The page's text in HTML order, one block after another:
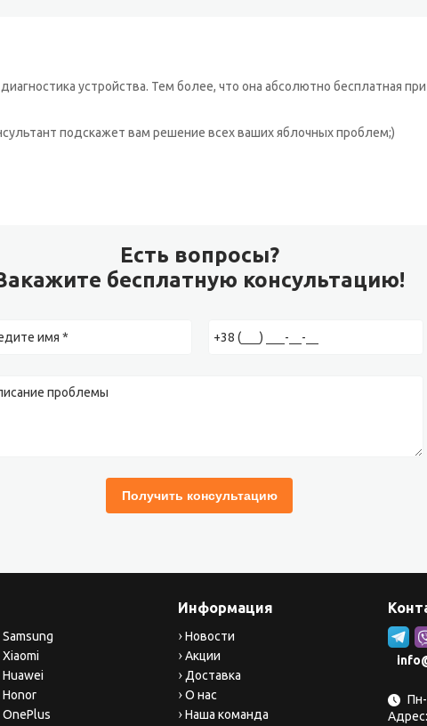
устройства. Тем более, что она абсолютно бесплатная
подскажет вам решение всех ваших яблочных проблем;)
Есть вопросы?
бесплатную консультацию!
Информация
Новости
Акции
Доставка
О нас
Наша команда